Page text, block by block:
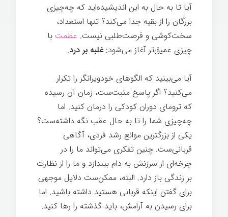
آیا تا به حال به این اندیشیده‌اید که چه‌چیزی
بزرگان را از بقیه جدا می‌کند؟ تنها استعداد،
سخت‌کوشی و فرصت‌طلبی نیست. عظمت با
چیزی عمیق‌تر آغاز می‌شود:غلبه بر درد.
آیا می‌بینید که الگوهای خودویرانگر را تکرار
می‌کنید؟ اگر پاسخ مثبت‌ست، زمان آن رسیده
که ترومای دوران کودکی را درمان کنید. اما
چه‌چیزی شما را تا به حال عقب نگه داشته‌ست؟
یکی از بزرگترین موانع رشد فردی، آگاهی
قربانی‌ست. چنین تفکری می‌تواند ما را در
چرخه‌ای از سرزنش به دام بیندازد و ما را از نظارت
بر زندگی باز دارد. البته، ممکن‌ست دلایل موجهی
برای گفتن اینکه قربانی هستید داشته باشید. اما
برای رسیدن به آرامش، باید گذشته را رها کنید.